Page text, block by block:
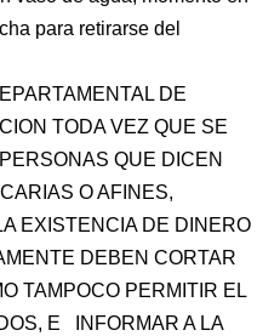
para retirarse del
DE
TODA VEZ QUE SE
QUE DICEN
O AFINES,
EXISTENCIA DE DINERO
DEBEN CORTAR
TAMPOCO PERMITIR EL
E
INFORMAR A LA